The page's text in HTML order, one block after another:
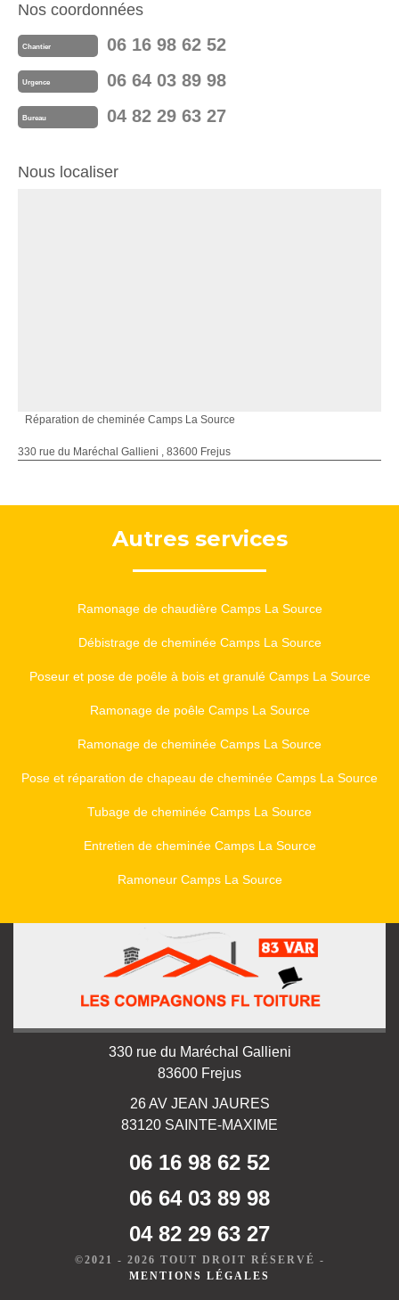
Nos coordonnées
Chantier 06 16 98 62 52
Urgence 06 64 03 89 98
Bureau 04 82 29 63 27
Nous localiser
Réparation de cheminée Camps La Source
330 rue du Maréchal Gallieni , 83600 Frejus
Autres services
Ramonage de chaudière Camps La Source
Débistrage de cheminée Camps La Source
Poseur et pose de poêle à bois et granulé Camps La Source
Ramonage de poêle Camps La Source
Ramonage de cheminée Camps La Source
Pose et réparation de chapeau de cheminée Camps La Source
Tubage de cheminée Camps La Source
Entretien de cheminée Camps La Source
Ramoneur Camps La Source
330 rue du Maréchal Gallieni
83600 Frejus
26 AV JEAN JAURES
83120 SAINTE-MAXIME
06 16 98 62 52
06 64 03 89 98
04 82 29 63 27
©2021 - 2026 TOUT DROIT RÉSERVÉ -
MENTIONS LÉGALES